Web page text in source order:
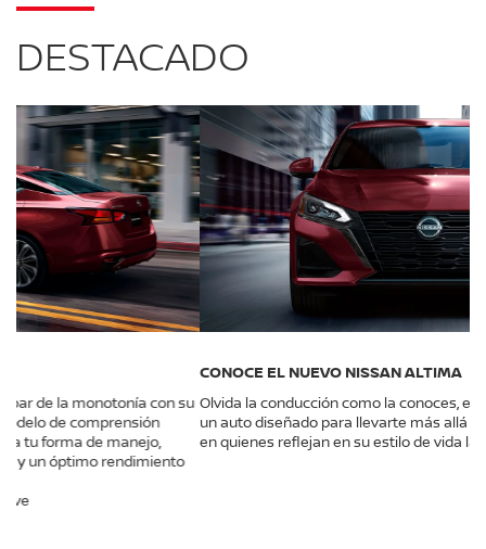
DESTACADO
CONOCE EL NUEVO NISSAN ALTIMA
Olvida la conducción como la conoces, el nuevo Nissan Altima es
un auto diseñado para llevarte más allá de la emoción, pensando
en quienes reflejan en su estilo de vida la experiencia del disfrute.